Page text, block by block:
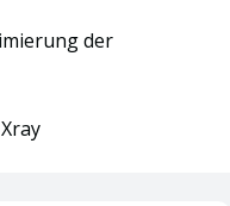
der